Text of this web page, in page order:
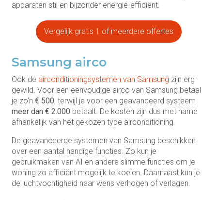
apparaten stil en bijzonder energie-efficiënt.
Vergelijk gratis 1 of meerdere offertes
Samsung airco
Ook de airconditioningsystemen van Samsung zijn erg
gewild. Voor een eenvoudige airco van Samsung betaal
je zo’n € 500, terwijl je voor een geavanceerd systeem
meer dan € 2.000 betaalt. De kosten zijn dus met name
afhankelijk van het gekozen type airconditioning.
De geavanceerde systemen van Samsung beschikken
over een aantal handige functies. Zo kun je
gebruikmaken van AI en andere slimme functies om je
woning zo efficiënt mogelijk te koelen. Daarnaast kun je
de luchtvochtigheid naar wens verhogen of verlagen.